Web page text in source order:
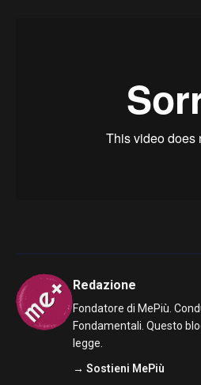
Redazione
Fondatore di MePiù.
Fondamentali. Questo
legge.
→ Sostieni MePiù